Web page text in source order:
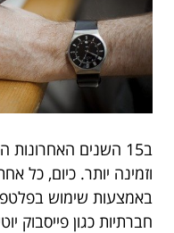
ב15 השנים
וזמינה יותר. כיום, כל
באמצעות שימוש
חברתיות כגון פייסבוק